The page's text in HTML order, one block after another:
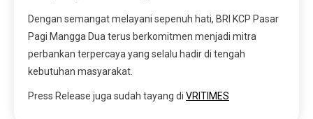
Dengan semangat melayani sepenuh hati, BRI KCP Pasar
Pagi Mangga Dua terus berkomitmen menjadi mitra
perbankan terpercaya yang selalu hadir di tengah
kebutuhan masyarakat.
Press Release juga sudah tayang di VRITIMES